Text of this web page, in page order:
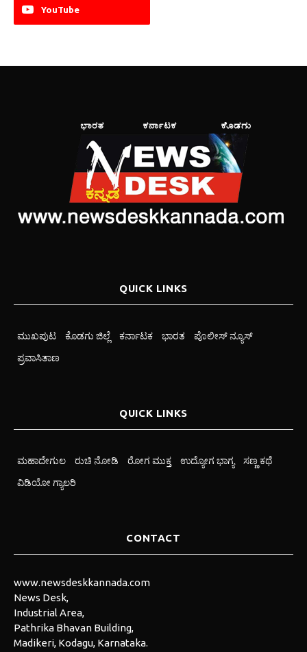
YouTube
QUICK LINKS
ಮುಖಪುಟ ಕೊಡಗು ಜಿಲ್ಲೆ ಕರ್ನಾಟಕ ಭಾರತ
ಪೊಲೀಸ್ ನ್ಯೂಸ್
ಪ್ರವಾಸಿತಾಣ
QUICK LINKS
ಮಹಾದೇಗುಲ ರುಚಿ ನೋಡಿ ರೋಗ ಮುಕ್ತ ಉದ್ಯೋಗ ಭಾಗ್ಯ
ಸಣ್ಣ ಕಥೆ
ವಿಡಿಯೋ ಗ್ಯಾಲರಿ
CONTACT
www.newsdeskkannada.com
News Desk,
Industrial Area,
Pathrika Bhavan Building,
Madikeri, Kodagu, Karnataka.